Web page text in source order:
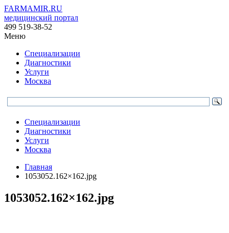
FARMAMIR.RU
медицинский портал
499 519-38-52
Меню
Специализации
Диагностики
Услуги
Москва
Специализации
Диагностики
Услуги
Москва
Главная
1053052.162×162.jpg
1053052.162×162.jpg